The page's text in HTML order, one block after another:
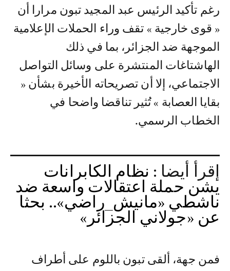
رغم تأكيد الرئيس عبد المجيد تبون مرارا أن
« قوى خارجية » تقف وراء الحملات الإعلامية
الموجهة ضد الجزائر، بما في ذلك
الهاشتاغات المنتشرة على وسائل التواصل
الاجتماعي، إلا أن تصريحاته الأخيرة بشأن «
بقايا العصابة » تُثير تناقضا واضحا في
الخطاب الرسمي.
إقرأ أيضا : نظام الكابرانات
يشن حملة اعتقالات واسعة ضد
ناشطي «مانيش_راضي».. بحثا
عن «جولاني الجزائر»
فمن جهة، ألقى تبون باللوم على أطراف